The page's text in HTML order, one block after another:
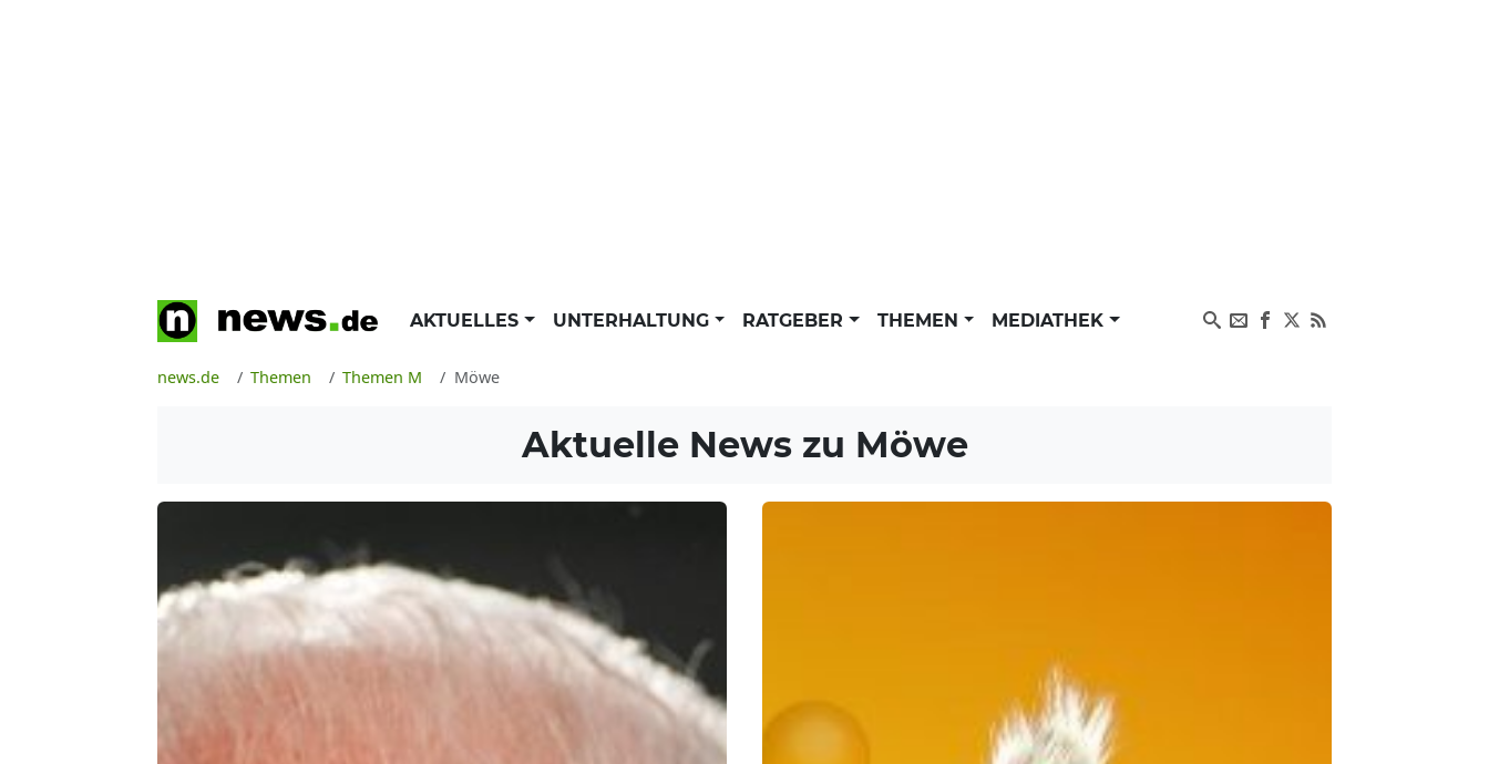
AKTUELLES UNTERHALTUNG RATGEBER THEMEN MEDIATHEK
news.de Themen Themen M Möwe
Aktuelle News zu Möwe